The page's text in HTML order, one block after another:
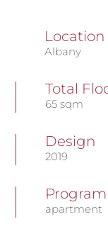
Location
Albany
Total
65 sqm
Design
2019
Program
apartment